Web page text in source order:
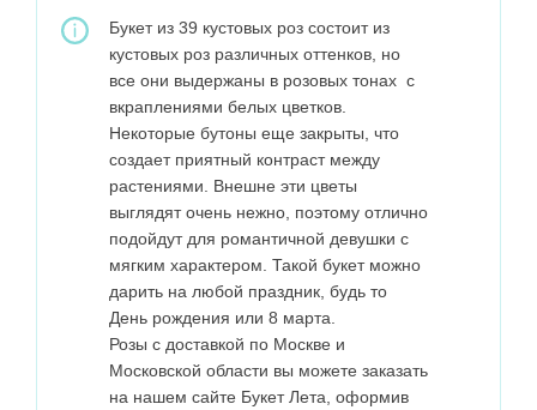
Букет из 39 кустовых роз состоит из
кустовых роз различных оттенков, но
все они выдержаны в розовых тонах с
вкраплениями белых цветков.
Некоторые бутоны еще закрыты, что
создает приятный контраст между
растениями. Внешне эти цветы
выглядят очень нежно, поэтому отлично
подойдут для романтичной девушки с
мягким характером. Такой букет можно
дарить на любой праздник, будь то
День рождения или 8 марта.
Розы с доставкой по Москве и
Московской области вы можете заказать
на нашем сайте Букет Лета, оформив